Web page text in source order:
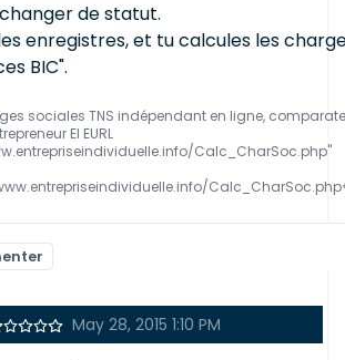
de statut.
enregistres, et tu calcules les
BIC".
sociales TNS indépendant en ligne,
EI EURL
Calc_CharSoc.php"
May 28, 2015 1:10 PM